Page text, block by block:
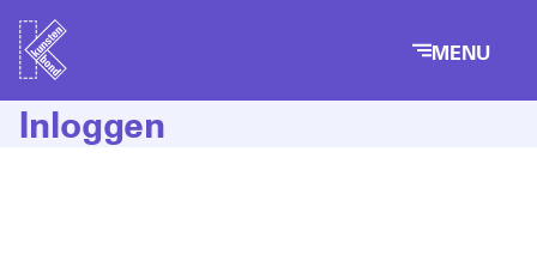
MENU
Inloggen